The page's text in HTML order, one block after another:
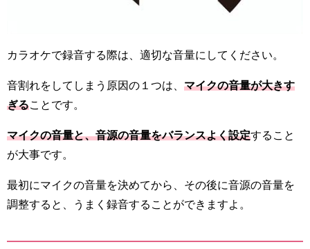
カラオケで録音する際は、適切な音量にしてください。
音割れをしてしまう原因の１つは、 マイクの音量が大きす
ぎる ことです。
マイクの音量と、音源の音量をバランスよく設定すること
が大事です。
最初にマイクの音量を決めてから、その後に音源の音量を
調整すると、うまく録音することができますよ。